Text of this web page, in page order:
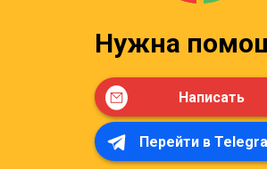
Нужна
Написать
Перейти в